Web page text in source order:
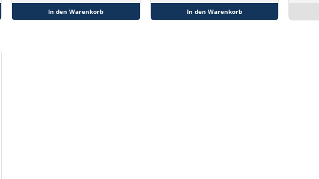
In den Warenkorb In den Warenkorb